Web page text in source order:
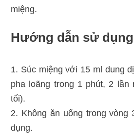
miệng.
Hướng dẫn sử dụng
1. Súc miệng với 15 ml dung
pha loãng trong 1 phút, 2 lần
tối).
2. Không ăn uống trong vòng
dụng.